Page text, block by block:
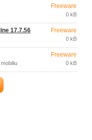
Freeware
0 kB
17.7.56 Freeware
0 kB
Freeware
0 kB